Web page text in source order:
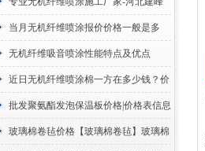
保温材料有限公司
当月无机纤维喷涂报价价格一般是多
少？
无机纤维吸音喷涂性能特点及优点
近日无机纤维喷涂棉一方在多少钱？价
格咨询
批发聚氨酯发泡保温板价格|价格表信息
玻璃棉卷毡价格【玻璃棉卷毡】玻璃棉